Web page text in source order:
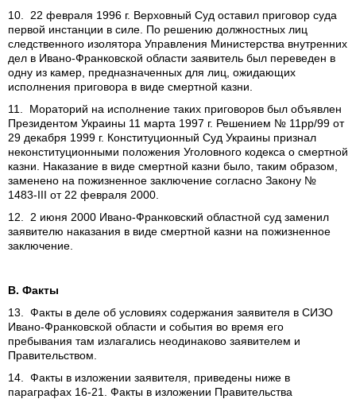
10. 22 февраля 1996 г. Верховный Суд оставил приговор суда
первой инстанции в силе. По решению должностных лиц
следственного изолятора Управления Министерства внутренних
дел в Ивано-Франковской области заявитель был переведен в
одну из камер, предназначенных для лиц, ожидающих
исполнения приговора в виде смертной казни.
11. Мораторий на исполнение таких приговоров был объявлен
Президентом Украины 11 марта 1997 г. Решением № 11рр/99 от
29 декабря 1999 г. Конституционный Суд Украины признал
неконституционными положения Уголовного кодекса о смертной
казни. Наказание в виде смертной казни было, таким образом,
заменено на пожизненное заключение согласно Закону №
1483-ІІІ от 22 февраля 2000.
12. 2 июня 2000 Ивано-Франковский областной суд заменил
заявителю наказания в виде смертной казни на пожизненное
заключение.
В. Факты
13. Факты в деле об условиях содержания заявителя в СИЗО
Ивано-Франковской области и события во время его
пребывания там излагались неодинаково заявителем и
Правительством.
14. Факты в изложении заявителя, приведены ниже в
параграфах 16-21. Факты в изложении Правительства